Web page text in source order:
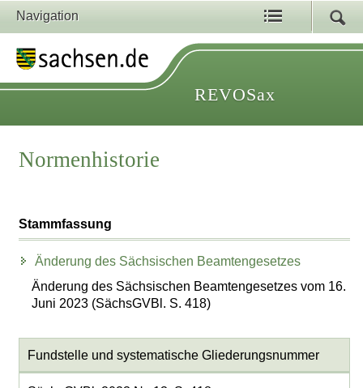
Navigation
REVOSax
Normenhistorie
Stammfassung
Änderung des Sächsischen Beamtengesetzes
Änderung des Sächsischen Beamtengesetzes vom 16.
Juni 2023 (SächsGVBl. S. 418)
Fundstelle und systematische Gliederungsnummer